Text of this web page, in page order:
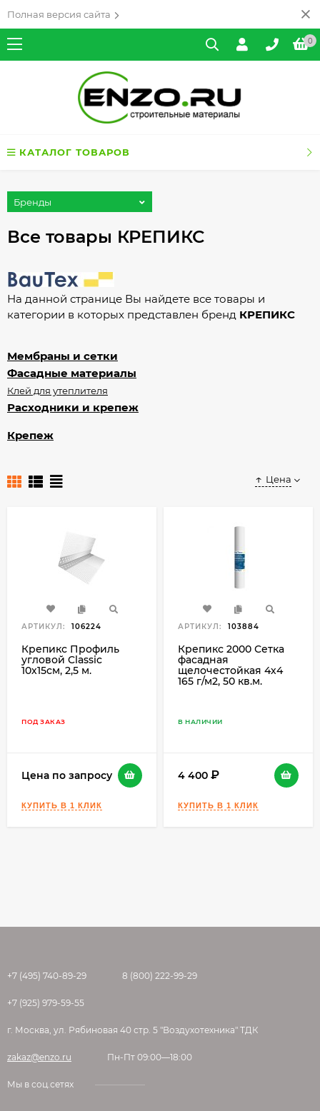
Полная версия сайта
0
КАТАЛОГ ТОВАРОВ
Бренды
Все товары КРЕПИКС
На данной странице Вы найдете все товары и
категории в которых представлен бренд КРЕПИКС
Мембраны и сетки
Фасадные материалы
Клей для утеплителя
Расходники и крепеж
Крепеж
Цена
АРТИКУЛ: 106224
Крепикс Профиль
угловой Classic
10х15см, 2,5 м.
ПОД ЗАКАЗ
Цена по запросу
АРТИКУЛ: 103884
Крепикс 2000 Сетка
фасадная
щелочестойкая 4х4
165 г/м2, 50 кв.м.
В НАЛИЧИИ
4 400
+7 (495) 740-89-29 8 (800) 222-99-29
+7 (925) 979-59-55
г. Москва, ул. Рябиновая 40 стр. 5 "Воздухотехника" ТДК
zakaz@enzo.ru Пн-Пт 09:00—18:00
Мы в соц.сетях